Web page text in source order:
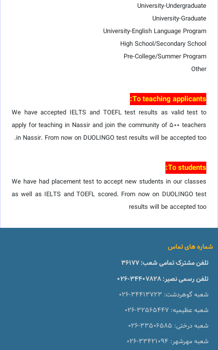
University-Undergraduate
University-Graduate
University-English Language Program
High School/Secondary School
Pre-College/Summer Program
Other
To teaching applicants:
We have accepted IELTS and TOEFL test results as valid test to
apply for teaching in Nassir and join the community of 500 teachers
in Nassir. From now on DUOLINGO test results will be accepted too.
To students:
We have had placement test to accept new students in our classes
as well as IELTS and TOEFL scored. From now on DUOLINGO test
results will be accepted too
شماره های تماس
تلفن مشترک تمامی شعب:36177
تلفن رسمی نصیر:026-34407828
شعبه گوهردشت: 026-34413723
شعبه عظیمیه: 026-32565447
شعبه درختی: 026-33506585
شعبه مهرشهر: 026-33421094